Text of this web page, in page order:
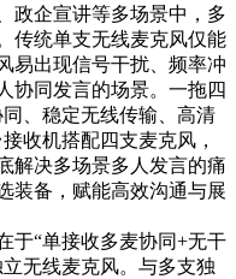
政企宣讲等多场景中，多
传统单支无线麦克风仅能
易出现信号干扰、频率冲
协同发言的场景。一拖四
、稳定无线传输、高清
收机搭配四支麦克风，
解决多场景多人发言的痛
装备，赋能高效沟通与展
于“单接收多麦协同+无干
无线麦克风。与多支独